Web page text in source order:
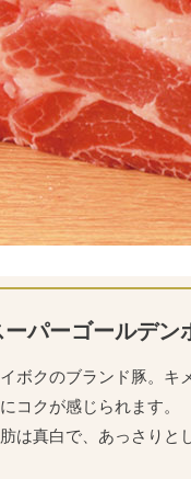
ーパーゴールデン
ボクのブランド豚。キ
コクが感じられます。
は真白で、あっさりと